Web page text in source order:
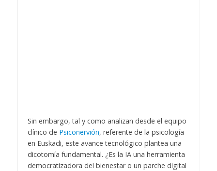
Sin embargo, tal y como analizan desde el equipo
clínico de Psiconervión, referente de la psicología
en Euskadi, este avance tecnológico plantea una
dicotomía fundamental. ¿Es la IA una herramienta
democratizadora del bienestar o un parche digital